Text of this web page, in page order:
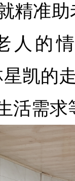
精准助
人的
凯的
活需求